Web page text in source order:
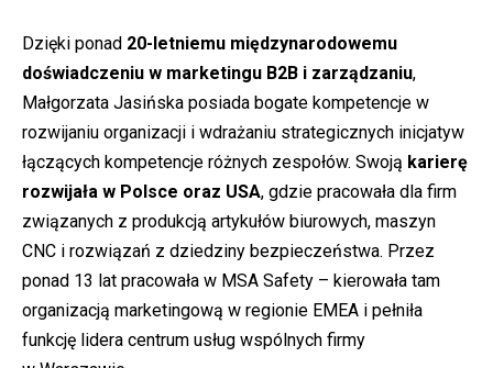
Dzięki ponad 20-letniemu międzynarodowemu
doświadczeniu w marketingu B2B i zarządzaniu,
Małgorzata Jasińska posiada bogate kompetencje w
rozwijaniu organizacji i wdrażaniu strategicznych inicjatyw
łączących kompetencje różnych zespołów. Swoją karierę
rozwijała w Polsce oraz USA, gdzie pracowała dla firm
związanych z produkcją artykułów biurowych, maszyn
CNC i rozwiązań z dziedziny bezpieczeństwa. Przez
ponad 13 lat pracowała w MSA Safety – kierowała tam
organizacją marketingową w regionie EMEA i pełniła
funkcję lidera centrum usług wspólnych firmy